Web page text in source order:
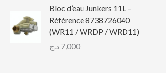
Bloc d’eau Junkers 11L –
Référence 8738726040
(WR11 / WRDP / WRD11)
7,000 د.ج